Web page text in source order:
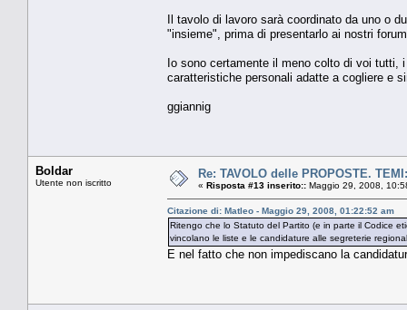
Il tavolo di lavoro sarà coordinato da uno o
"insieme", prima di presentarlo ai nostri
Io sono certamente il meno colto di voi tutti,
caratteristiche personali adatte a cogliere e
ggiannig
Boldar
Utente non iscritto
Re: TAVOLO delle PROPOSTE.
« Risposta #13 inserito:: Maggio 29, 2008,
Citazione di: Matleo - Maggio 29, 2008, 01:22:52 am
Ritengo che lo Statuto del Partito (e in parte il Codice
vincolano le liste e le candidature alle segreterie
E nel fatto che non impediscano la